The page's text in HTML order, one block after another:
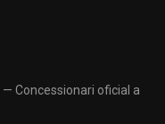
— Concessionari oficial a